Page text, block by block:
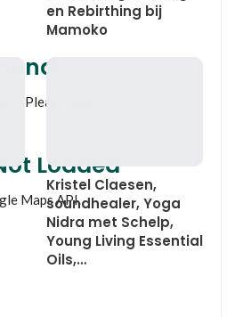
Please adjust your search
Loaded
Maps API.
en Rebirthing bij
Mamoko
Kristel Claesen,
soundhealer, Yoga
Nidra met Schelp,
Young Living Essential
Oils,…